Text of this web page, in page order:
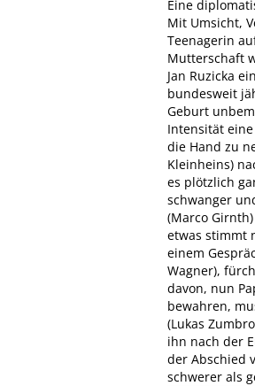
Eine
Mit Umsicht,
Teenagerin
Mutterschaft
Jan Ruzicka
bundesweit
Geburt
Intensität
die Hand zu
Kleinheins)
es plötzlich
schwanger
(Marco
etwas stimmt
einem
Wagner),
davon, nun
bewahren,
(Lukas
ihn nach der
der Abschied
schwerer als